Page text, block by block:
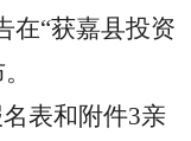
在“获嘉县投资
表和附件3亲